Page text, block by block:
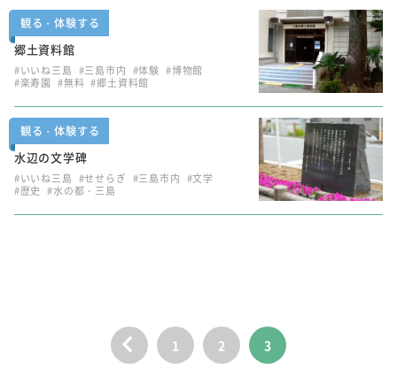
観る・体験する
郷土資料館
#いいね三島 #三島市内 #体験 #博物館
#楽寿園 #無料 #郷土資料館
観る・体験する
水辺の文学碑
#いいね三島 #せせらぎ #三島市内 #文学
#歴史 #水の都・三島
1 2 3